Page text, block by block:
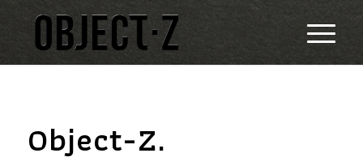
Object-Z.